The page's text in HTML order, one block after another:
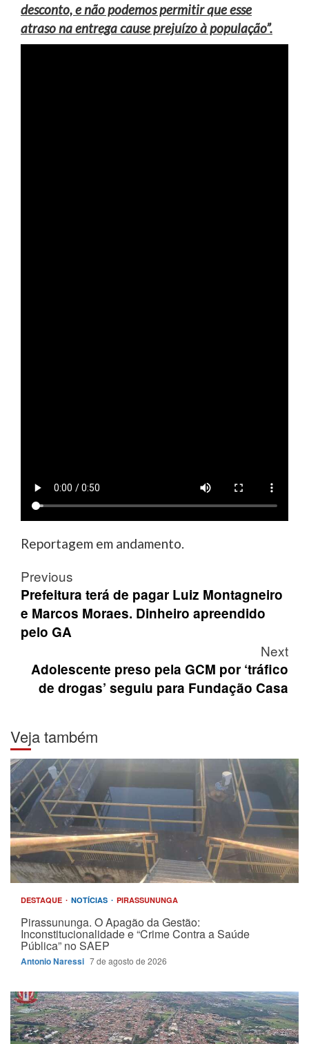
desconto, e não podemos permitir que esse
atraso na entrega cause prejuízo à população”.
Reportagem em andamento.
Post
navigation
Previous
Prefeitura terá de pagar Luiz Montagneiro
e Marcos Moraes. Dinheiro apreendido
pelo GA
Next
Adolescente preso pela GCM por ‘tráfico
de drogas’ seguiu para Fundação Casa
Veja também
DESTAQUE NOTÍCIAS PIRASSUNUNGA
Pirassununga. O Apagão da Gestão:
Inconstitucionalidade e “Crime Contra a Saúde
Pública” no SAEP
Antonio Naressi 7 de agosto de 2026